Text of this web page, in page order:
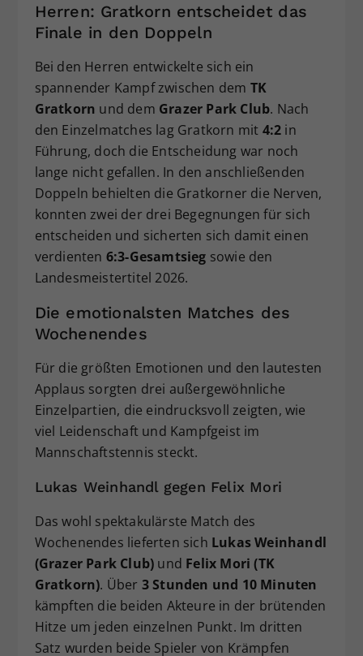
Herren: Gratkorn entscheidet das
Finale in den Doppeln
Bei den Herren entwickelte sich ein
spannender Kampf zwischen dem TK
Gratkorn und dem Grazer Park Club. Nach
den Einzelmatches lag Gratkorn mit 4:2 in
Führung, doch die Entscheidung war noch
lange nicht gefallen. In den anschließenden
Doppeln behielten die Gratkorner die Nerven,
konnten zwei der drei Begegnungen für sich
entscheiden und sicherten sich damit einen
verdienten 6:3-Gesamtsieg sowie den
Landesmeistertitel 2026.
Die emotionalsten Matches des
Wochenendes
Für die größten Emotionen und den lautesten
Applaus sorgten drei außergewöhnliche
Einzelpartien, die eindrucksvoll zeigten, wie
viel Leidenschaft und Kampfgeist im
Mannschaftstennis steckt.
Lukas Weinhandl gegen Felix Mori
Das wohl spektakulärste Match des
Wochenendes lieferten sich Lukas Weinhandl
(Grazer Park Club) und Felix Mori (TK
Gratkorn). Über 3 Stunden und 10 Minuten
kämpften die beiden Akteure in der brütenden
Hitze um jeden einzelnen Punkt. Im dritten
Satz wurden beide Spieler von Krämpfen